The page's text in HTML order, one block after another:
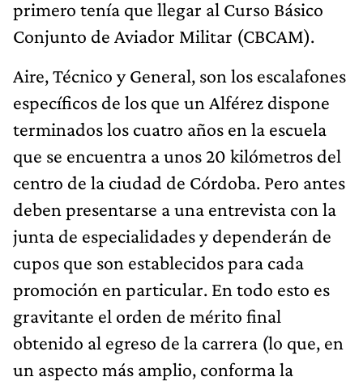
primero tenía que llegar al Curso Básico
Conjunto de Aviador Militar (CBCAM).
Aire, Técnico y General, son los escalafones
específicos de los que un Alférez dispone
terminados los cuatro años en la escuela
que se encuentra a unos 20 kilómetros del
centro de la ciudad de Córdoba. Pero antes
deben presentarse a una entrevista con la
junta de especialidades y dependerán de
cupos que son establecidos para cada
promoción en particular. En todo esto es
gravitante el orden de mérito final
obtenido al egreso de la carrera (lo que, en
un aspecto más amplio, conforma la